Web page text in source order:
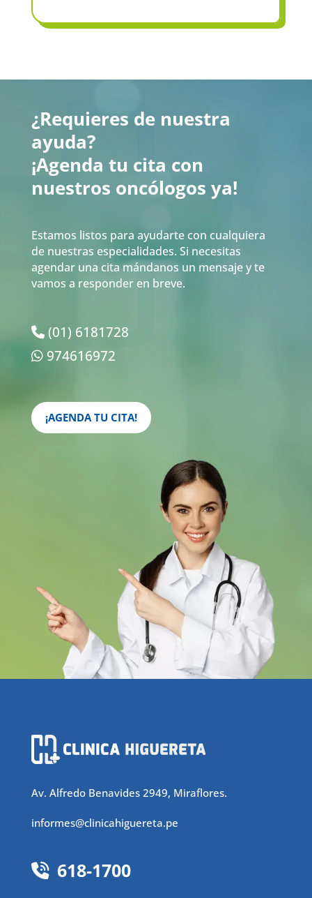
¿Requieres de nuestra
ayuda?
¡Agenda tu cita con
nuestros oncólogos ya!
Estamos listos para ayudarte con cualquiera
de nuestras especialidades. Si necesitas
agendar una cita mándanos un mensaje y te
vamos a responder en breve.
(01) 6181728
974616972
¡AGENDA TU CITA!
Av. Alfredo Benavides 2949, Miraflores.
informes@clinicahiguereta.pe
618-1700